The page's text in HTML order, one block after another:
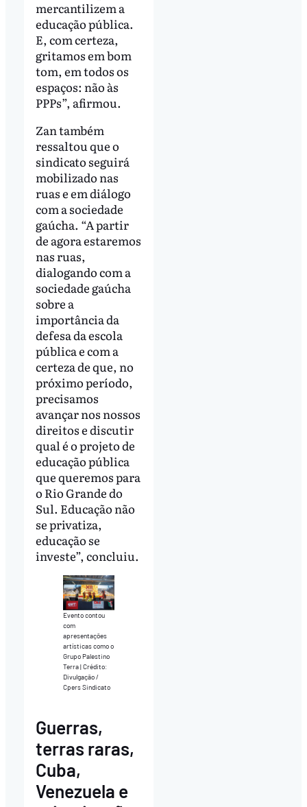
mercantilizem a
educação pública.
E, com certeza,
gritamos em bom
tom, em todos os
espaços: não às
PPPs”, afirmou.
Zan também
ressaltou que o
sindicato seguirá
mobilizado nas
ruas e em diálogo
com a sociedade
gaúcha. “A partir
de agora estaremos
nas ruas,
dialogando com a
sociedade gaúcha
sobre a
importância da
defesa da escola
pública e com a
certeza de que, no
próximo período,
precisamos
avançar nos nossos
direitos e discutir
qual é o projeto de
educação pública
que queremos para
o Rio Grande do
Sul. Educação não
se privatiza,
educação se
investe”, concluiu.
Evento contou
com
apresentações
artísticas como o
Grupo Palestino
Terra | Crédito:
Divulgação /
Cpers Sindicato
Guerras,
terras raras,
Cuba,
Venezuela e